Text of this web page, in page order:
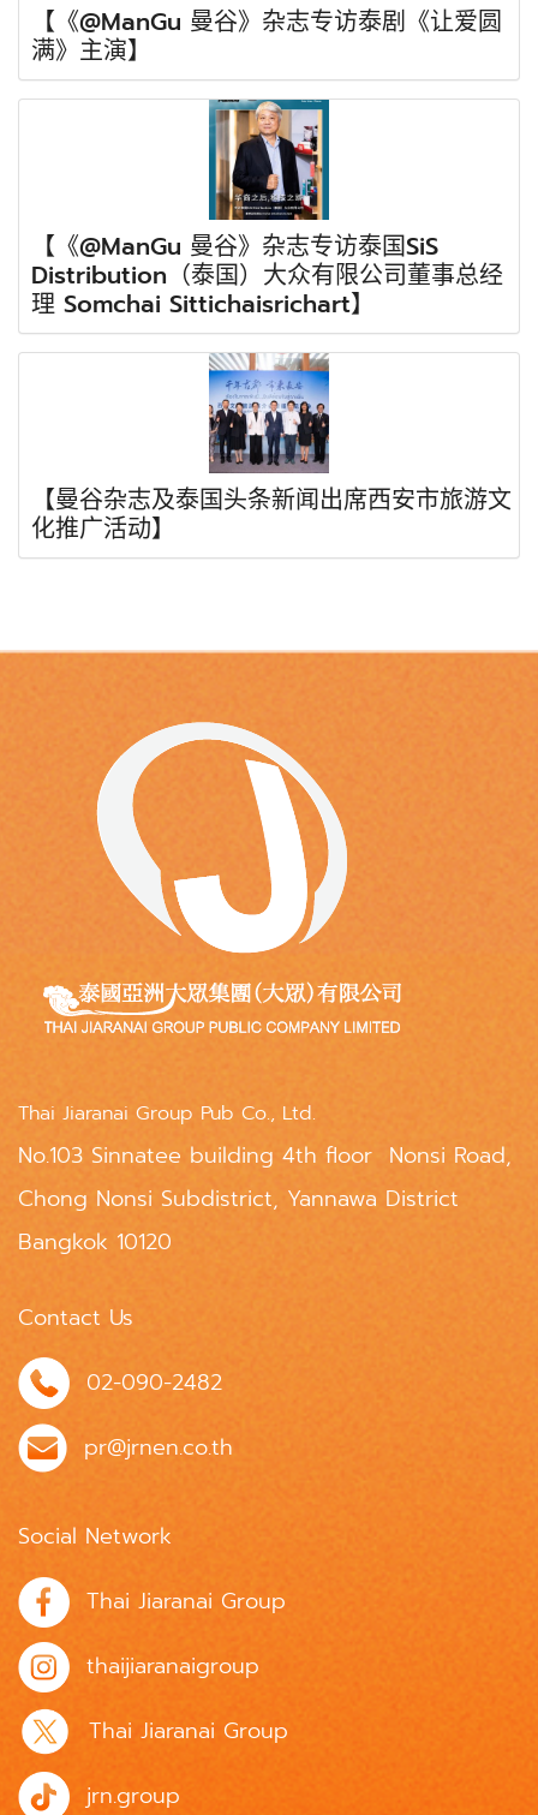
【《@ManGu 曼谷》杂志专访泰剧《让爱圆
满》主演】
【《@ManGu 曼谷》杂志专访泰国SiS
Distribution（泰国）大众有限公司董事总经
理 Somchai Sittichaisrichart】
【曼谷杂志及泰国头条新闻出席西安市旅游文
化推广活动】
Thai Jiaranai Group Pub Co., Ltd.
No.103 Sinnatee building 4th floor Nonsi Road,
Chong Nonsi Subdistrict, Yannawa District
Bangkok 10120
Contact Us
02-090-2482
pr@jrnen.co.th
Social Network
Thai Jiaranai Group
thaijiaranaigroup
Thai Jiaranai Group
jrn.group